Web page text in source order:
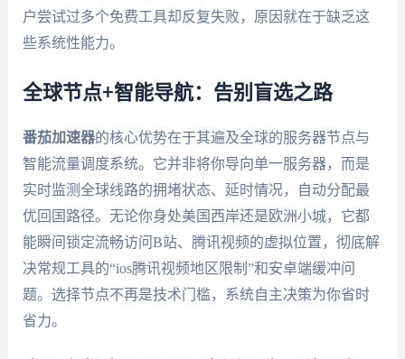
户尝试过多个免费工具却反复失败，原因就在于缺乏这
些系统性能力。
全球节点+智能导航：告别盲选之路
番茄加速器的核心优势在于其遍及全球的服务器节点与
智能流量调度系统。它并非将你导向单一服务器，而是
实时监测全球线路的拥堵状态、延时情况，自动分配最
优回国路径。无论你身处美国西岸还是欧洲小城，它都
能瞬间锁定流畅访问B站、腾讯视频的虚拟位置，彻底解
决常规工具的“ios腾讯视频地区限制”和安卓端缓冲问
题。选择节点不再是技术门槛，系统自主决策为你省时
省力。